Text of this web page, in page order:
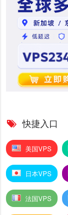
快捷入口
美国VPS
日本VPS
法国VPS